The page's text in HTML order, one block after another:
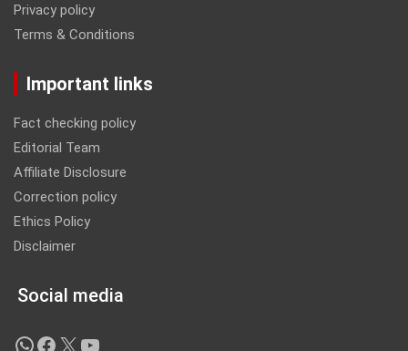
Privacy policy
Terms & Conditions
Important links
Fact checking policy
Editorial Team
Affiliate Disclosure
Correction policy
Ethics Policy
Disclaimer
Social media
WhatsApp
Facebook
X YouTube